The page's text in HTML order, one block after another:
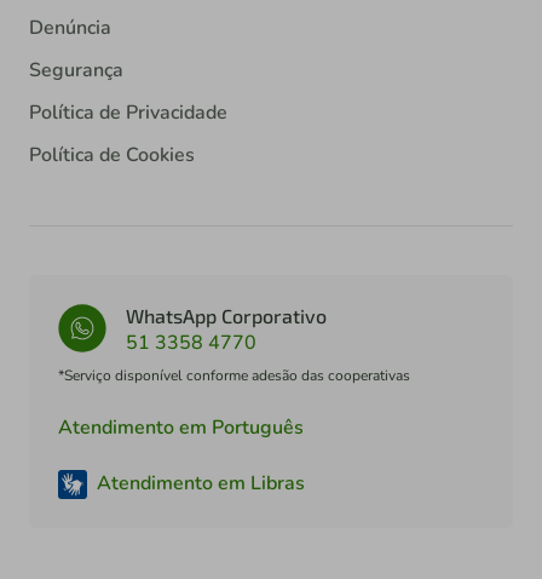
Denúncia
Segurança
Política de Privacidade
Política de Cookies
WhatsApp Corporativo
51 3358 4770
*Serviço disponível conforme adesão das cooperativas
Atendimento em Português
Atendimento em Libras